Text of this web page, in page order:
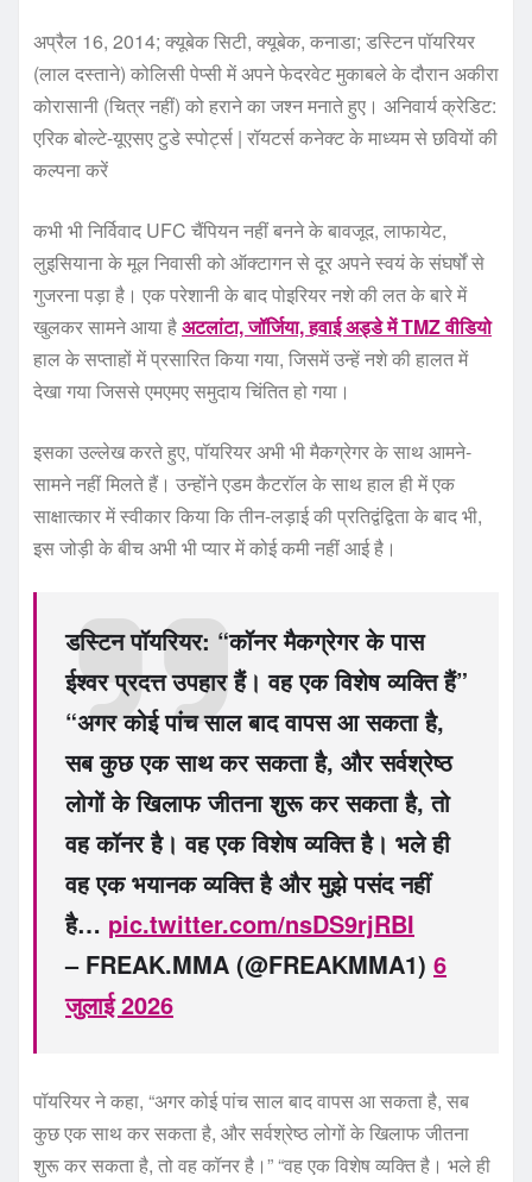
अप्रैल 16, 2014; क्यूबेक सिटी, क्यूबेक, कनाडा; डस्टिन पॉयरियर
(लाल दस्ताने) कोलिसी पेप्सी में अपने फेदरवेट मुकाबले के दौरान अकीरा
कोरासानी (चित्र नहीं) को हराने का जश्न मनाते हुए। अनिवार्य क्रेडिट:
एरिक बोल्टे-यूएसए टुडे स्पोर्ट्स | रॉयटर्स कनेक्ट के माध्यम से छवियों की
कल्पना करें
कभी भी निर्विवाद UFC चैंपियन नहीं बनने के बावजूद, लाफायेट,
लुइसियाना के मूल निवासी को ऑक्टागन से दूर अपने स्वयं के संघर्षों से
गुजरना पड़ा है। एक परेशानी के बाद पोइरियर नशे की लत के बारे में
खुलकर सामने आया हैअटलांटा, जॉर्जिया, हवाई अड्डे में TMZ वीडियो
हाल के सप्ताहों में प्रसारित किया गया, जिसमें उन्हें नशे की हालत में
देखा गया जिससे एमएमए समुदाय चिंतित हो गया।
इसका उल्लेख करते हुए, पॉयरियर अभी भी मैकग्रेगर के साथ आमने-
सामने नहीं मिलते हैं। उन्होंने एडम कैटरॉल के साथ हाल ही में एक
साक्षात्कार में स्वीकार किया कि तीन-लड़ाई की प्रतिद्वंद्विता के बाद भी,
इस जोड़ी के बीच अभी भी प्यार में कोई कमी नहीं आई है।
डस्टिन पॉयरियर: “कॉनर मैकग्रेगर के पास
ईश्वर प्रदत्त उपहार हैं। वह एक विशेष व्यक्ति हैं”
“अगर कोई पांच साल बाद वापस आ सकता है,
सब कुछ एक साथ कर सकता है, और सर्वश्रेष्ठ
लोगों के खिलाफ जीतना शुरू कर सकता है, तो
वह कॉनर है। वह एक विशेष व्यक्ति है। भले ही
वह एक भयानक व्यक्ति है और मुझे पसंद नहीं
है… pic.twitter.com/nsDS9rjRBI
– FREAK.MMA (@FREAKMMA1) 6
जुलाई 2026
पॉयरियर ने कहा, “अगर कोई पांच साल बाद वापस आ सकता है, सब
कुछ एक साथ कर सकता है, और सर्वश्रेष्ठ लोगों के खिलाफ जीतना
शुरू कर सकता है, तो वह कॉनर है।” “वह एक विशेष व्यक्ति है। भले ही